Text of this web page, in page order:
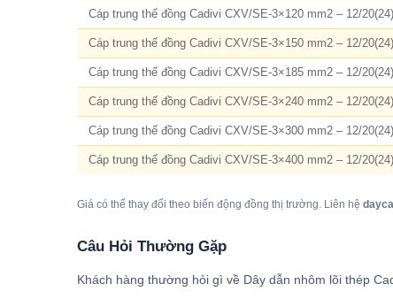
Cáp trung thế đồng Cadivi CXV/SE-3×120 mm2 – 12/
Cáp trung thế đồng Cadivi CXV/SE-3×150 mm2 – 12/
Cáp trung thế đồng Cadivi CXV/SE-3×185 mm2 – 12/
Cáp trung thế đồng Cadivi CXV/SE-3×240 mm2 – 12/
Cáp trung thế đồng Cadivi CXV/SE-3×300 mm2 – 12/
Cáp trung thế đồng Cadivi CXV/SE-3×400 mm2 – 12/
Giá có thể thay đổi theo biến động đồng thị trường. Liên hệ
Câu Hỏi Thường Gặp
Khách hàng thường hỏi gì về Dây dẫn nhôm lõi thép